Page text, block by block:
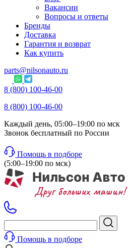
Вакансии
Вопросы и ответы
Бренды
Доставка
Гарантия и возврат
Как купить
parts@nilsonauto.ru
8 (800) 100-46-00
8 (800) 100-46-00
Каждый день, 05:00–19:00 по мск
Звонок бесплатный по России
Помощь в подборе
(5:00–19:00 по мск)
Помощь в подборе